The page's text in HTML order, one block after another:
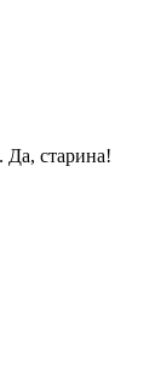
Да, старина!